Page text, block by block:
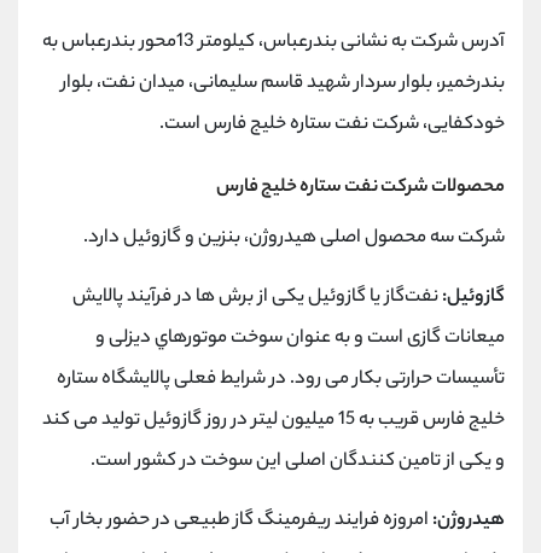
آدرس شرکت به نشانی بندرعباس، کیلومتر 13محور بندرعباس به
بندرخمیر، بلوار سردار شهید قاسم سلیمانی، میدان نفت، بلوار
خودکفایی، شرکت نفت ستاره خلیج فارس است.
محصولات شرکت نفت ستاره خلیج فارس
شرکت سه محصول اصلی هیدروژن، بنزین و گازوئیل دارد.
گازوئیل:نفت‌گاز یا گازوئیل یکی از برش ها در فرآیند پالایش
میعانات گازی است و به عنوان سوخت موتورهاي دیزلی و
تأسیسات حرارتی بکار می رود. در شرایط فعلی پالایشگاه ستاره
خلیج فارس قریب به 15 میلیون لیتر در روز گازوئیل تولید می کند
و یکی از تامین کنندگان اصلی این سوخت در کشور است.
هیدروژن: امروزه فرایند ریفرمینگ گاز طبیعی در حضور بخار آب